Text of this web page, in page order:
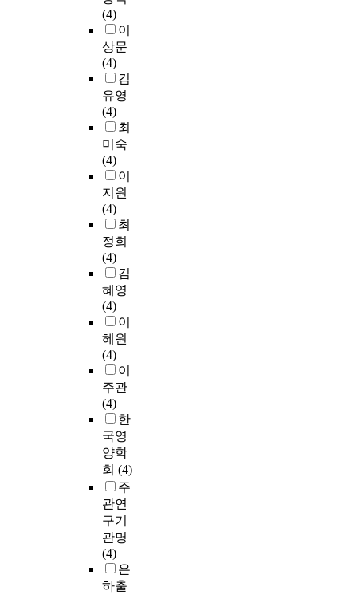
(4)
이
상문
(4)
김
유영
(4)
최
미숙
(4)
이
지원
(4)
최
정희
(4)
김
혜영
(4)
이
혜원
(4)
이
주관
(4)
한
국영
양학
회 (4)
주
관연
구기
관명
(4)
은
하출